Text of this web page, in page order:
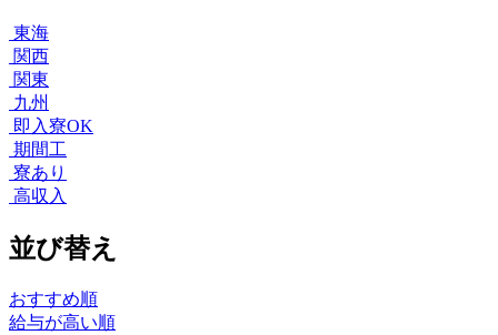
東海
関西
関東
九州
即入寮OK
期間工
寮あり
高収入
並び替え
おすすめ順
給与が高い順